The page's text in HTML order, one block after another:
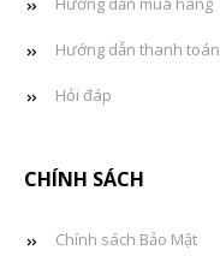
Hướng dẫn thanh toán
Hỏi đáp
CHÍNH SÁCH
Chính sách Bảo Mật